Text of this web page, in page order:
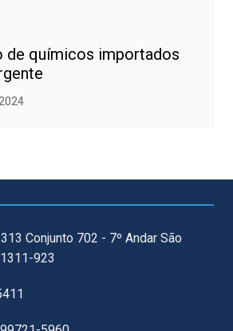
de químicos importados
Conjunto 702 - 7º Andar São
923